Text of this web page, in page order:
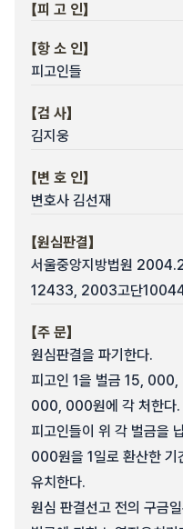
【피 고 인】
【항 소 인】
피고인들
【검 사】
김지웅
【변 호 인】
변호사 김선재
【원심판결】
서울중앙지방법원
12433, 2003고단
【주 문】
원심판결을 파기한다.
피고인 1을 벌금 15,
000, 000원에 각 처한다.
피고인들이 위 각 벌금을
000원을 1일로 환산한 기
유치한다.
원심 판결선고 전의 구금